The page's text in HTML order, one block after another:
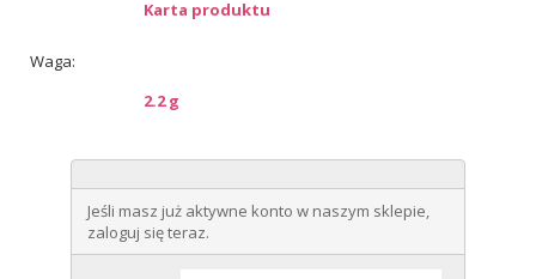
Karta produktu
Waga:
2.2 g
Jeśli masz już aktywne konto w naszym sklepie,
zaloguj się teraz.